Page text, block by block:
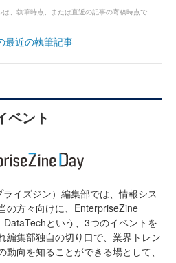
は、執筆時点、または直近の記事の寄稿時点で
最近の執筆記事
ベント
イズジン）編集部では、情報シス
の方々向けに、EnterpriseZine
という、3つのイベントを
編集部独自の切り口で、業界トレン
動向を知ることができる場として、